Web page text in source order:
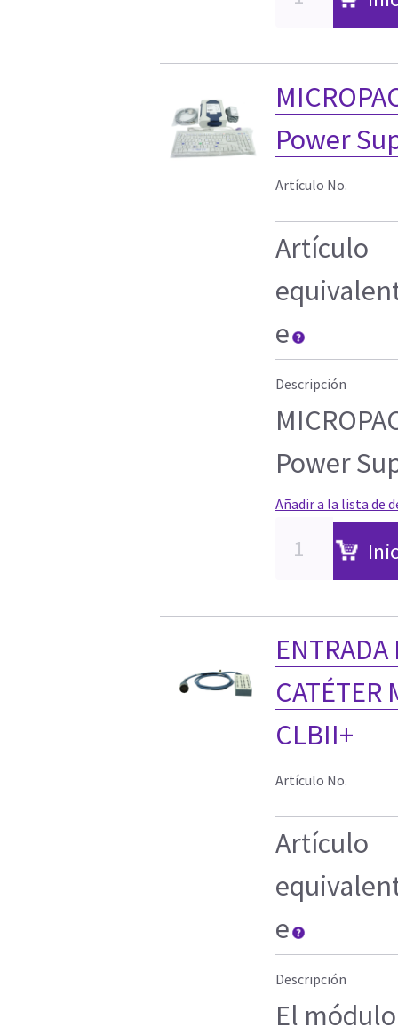
Power
Artículo No.
Artículo
e
Descripción
Power
Añadir a la lista de
ENTRADA
CATÉTER
CLBII+
Artículo No.
Artículo
e
Descripción
El